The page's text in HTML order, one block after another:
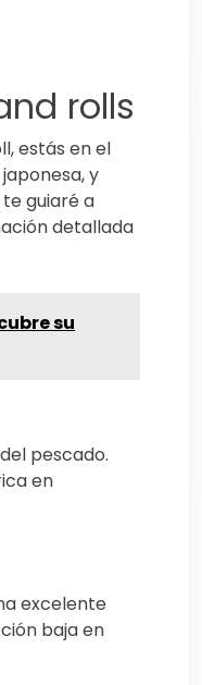
rolls
estás en el
y
guiaré a
detallada
su
pescado.
en
excelente
baja en